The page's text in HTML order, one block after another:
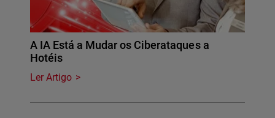
A IA Está a Mudar os Ciberataques a
Hotéis
Ler Artigo